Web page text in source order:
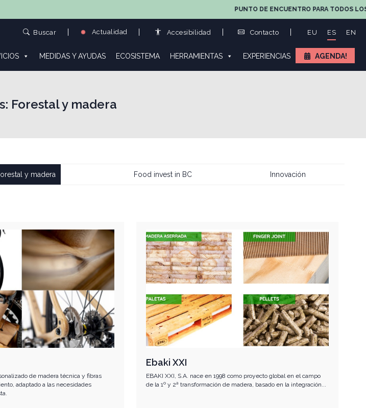
PUNTO DE ENCUENTRO PARA TODOS LOS
Buscar Actualidad Accesibilidad Contacto EU ES EN
MEDIDAS Y AYUDAS ECOSISTEMA HERRAMIENTAS EXPERIENCIAS AGENDA!
Forestal y madera
y madera Food invest in BC Innovación
de madera técnica y fibras
adaptado a las necesidades
Ebaki XXI
EBAKI XXI, S.A. nace en 1998 como proyecto global en el campo
de la 1º y 2ª transformación de madera, basado en la integración...